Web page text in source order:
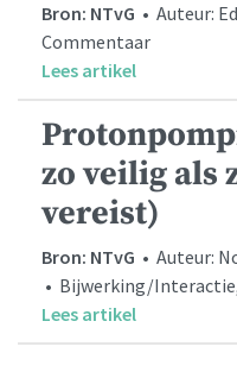
Bron: NTvG • Auteur:
Commentaar
Lees artikel
zo veilig als
vereist)
Bron: NTvG • Auteur:
• Bijwerking/
Lees artikel